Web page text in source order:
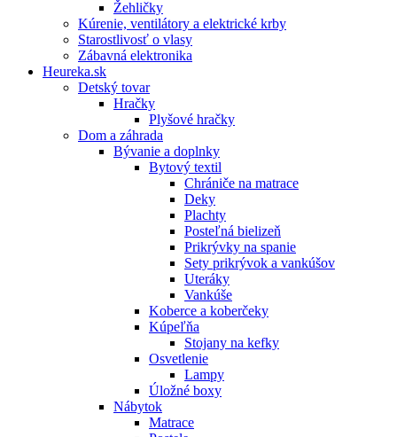
Žehličky
Kúrenie, ventilátory a elektrické krby
Starostlivosť o vlasy
Zábavná elektronika
Heureka.sk
Detský tovar
Hračky
Plyšové hračky
Dom a záhrada
Bývanie a doplnky
Bytový textil
Chrániče na matrace
Deky
Plachty
Posteľná bielizeň
Prikrývky na spanie
Sety prikrývok a vankúšov
Uteráky
Vankúše
Koberce a koberčeky
Kúpeľňa
Stojany na kefky
Osvetlenie
Lampy
Úložné boxy
Nábytok
Matrace